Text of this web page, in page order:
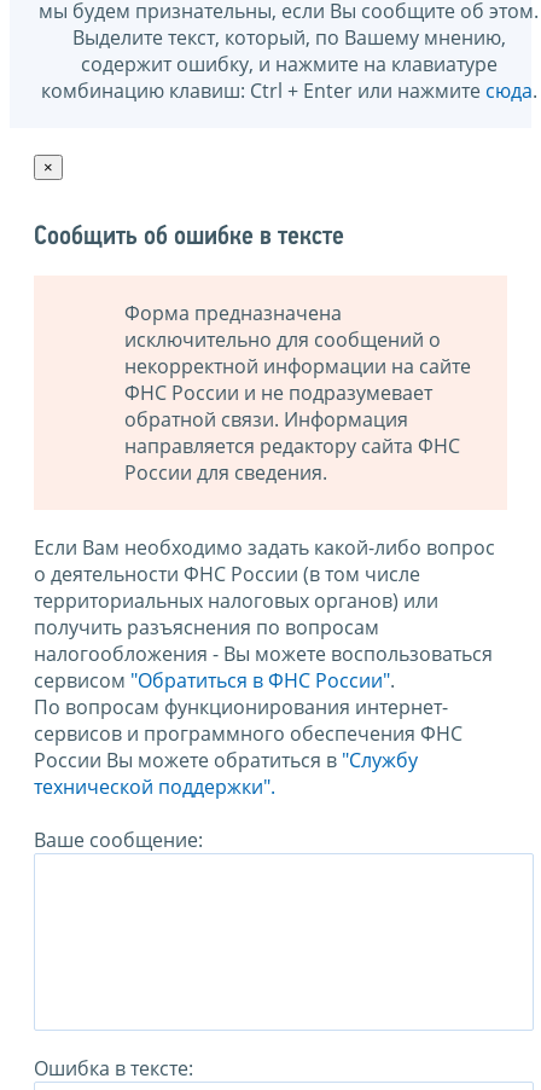
мы будем признательны, если Вы сообщите об этом.
Выделите текст, который, по Вашему мнению,
содержит ошибку, и нажмите на клавиатуре
комбинацию клавиш: Ctrl + Enter или нажмите сюда.
×
Сообщить об ошибке в тексте
Форма предназначена
исключительно для сообщений о
некорректной информации на сайте
ФНС России и не подразумевает
обратной связи. Информация
направляется редактору сайта ФНС
России для сведения.
Если Вам необходимо задать какой-либо вопрос
о деятельности ФНС России (в том числе
территориальных налоговых органов) или
получить разъяснения по вопросам
налогообложения - Вы можете воспользоваться
сервисом "Обратиться в ФНС России".
По вопросам функционирования интернет-
сервисов и программного обеспечения ФНС
России Вы можете обратиться в "Службу
технической поддержки".
Ваше сообщение:
Ошибка в тексте: